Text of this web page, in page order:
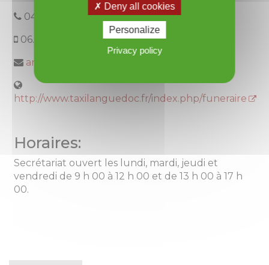
04.67.24.72.38
06.08.77.12.96
andre.funeraire@gmail.com
http://www.taxilanguedoc.fr/index.php/funeraire
Horaires:
Secrétariat ouvert les lundi, mardi, jeudi et
vendredi de 9 h 00 à 12 h 00 et de 13 h 00 à 17 h
00.
Deny all cookies
Personalize
Privacy policy